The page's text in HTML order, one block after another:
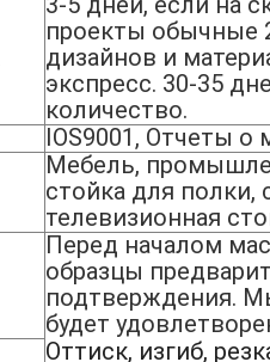
проекты обычные
дизайнов и
экспресс. 30-35
количество.
IOS9001, Отчеты о
Мебель,
стойка для полки,
телевизионная
Перед началом
образцы
подтверждения.
будет
Оттиск, изгиб,